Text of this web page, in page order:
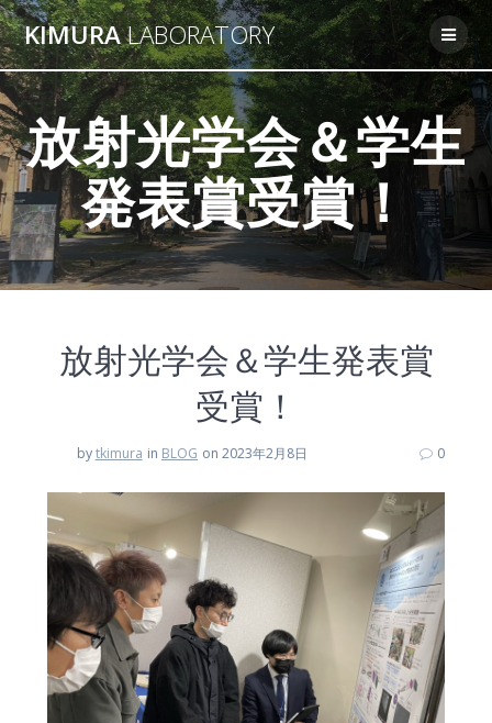
Skip
to
content
KIMURALABORATORY
放射光学会＆学生
発表賞受賞！
放射光学会＆学生発表賞
受賞！
bytkimura in BLOG on 2023年2月8日 0